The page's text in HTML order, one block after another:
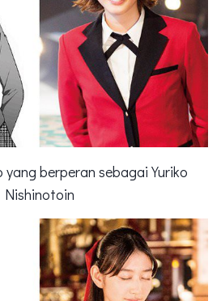
berperan sebagai Yuriko
Nishinotoin